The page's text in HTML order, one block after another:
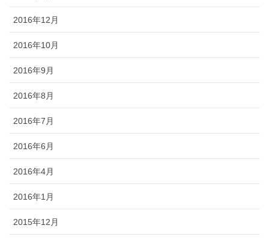
2016年12月
2016年10月
2016年9月
2016年8月
2016年7月
2016年6月
2016年4月
2016年1月
2015年12月